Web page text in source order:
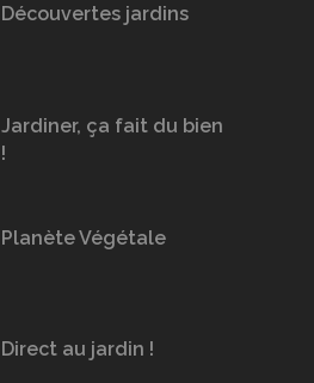
Découvertes jardins
Jardiner, ça fait du bien
!
Planète Végétale
Direct au jardin !